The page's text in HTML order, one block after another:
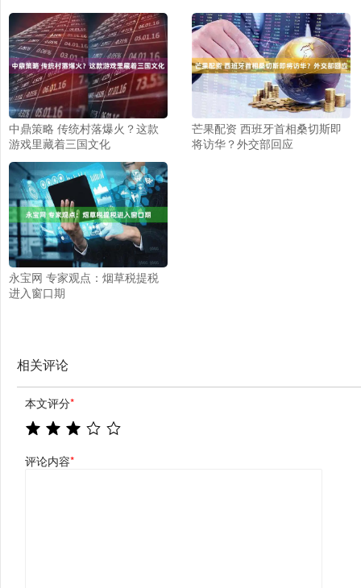
中鼎策略 传统村落爆火？这款
游戏里藏着三国文化
芒果配资 西班牙首相桑切斯即
将访华？外交部回应
永宝网 专家观点：烟草税提税
进入窗口期
相关评论
本文评分*
评论内容*